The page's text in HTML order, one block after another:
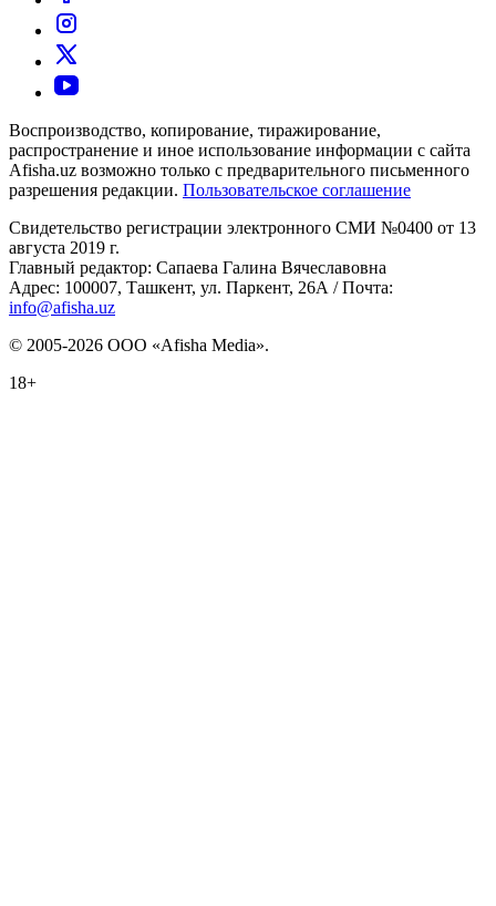
Воспроизводство, копирование, тиражирование,
распространение и иное использование информации с сайта
Afisha.uz возможно только с предварительного письменного
разрешения редакции. Пользовательское соглашение
Свидетельство регистрации электронного СМИ №0400 от 13
августа 2019 г.
Главный редактор: Сапаева Галина Вячеславовна
Адрес: 100007, Ташкент, ул. Паркент, 26А / Почта:
info@afisha.uz
© 2005-2026 ООО «Afisha Media».
18+